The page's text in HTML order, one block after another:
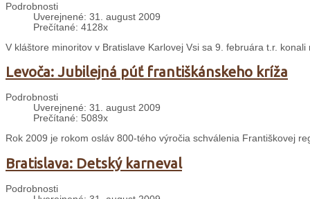
Podrobnosti
Uverejnené: 31. august 2009
Prečítané: 4128x
V kláštore minoritov v Bratislave Karlovej Vsi sa 9. februára t.r.
Levoča: Jubilejná púť františkánskeho kríža
Podrobnosti
Uverejnené: 31. august 2009
Prečítané: 5089x
Rok 2009 je rokom osláv 800-tého výročia schválenia Františkovej
Bratislava: Detský karneval
Podrobnosti